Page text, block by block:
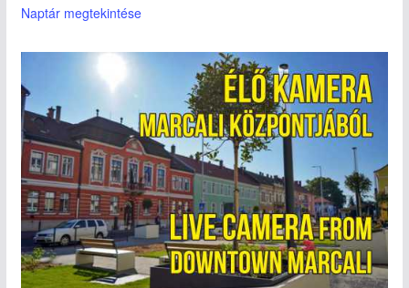
Naptár megtekintése